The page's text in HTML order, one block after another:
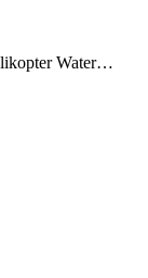
Water…